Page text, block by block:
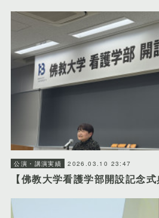
公演・講演実績 2026.03.10 23:47
【佛教大学看護学部開設記念